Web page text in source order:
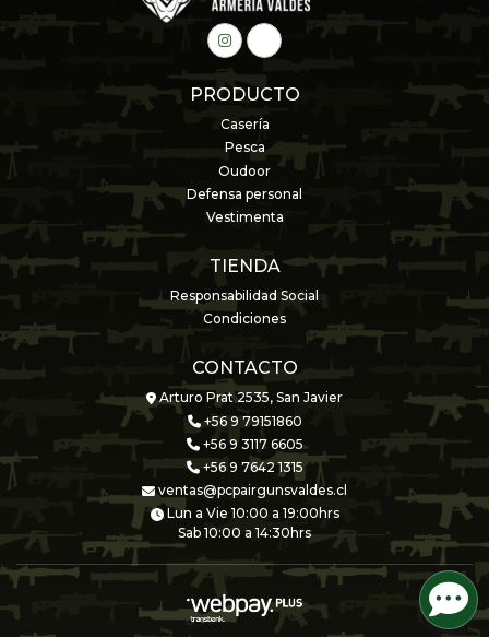
PRODUCTO
Casería
Pesca
Oudoor
Defensa personal
Vestimenta
TIENDA
Responsabilidad Social
Condiciones
CONTACTO
Arturo Prat 2535, San Javier
+56 9 79151860
+56 9 3117 6605
+56 9 7642 1315
ventas@pcpairgunsvaldes.cl
Lun a Vie 10:00 a 19:00hrs
Sab 10:00 a 14:30hrs